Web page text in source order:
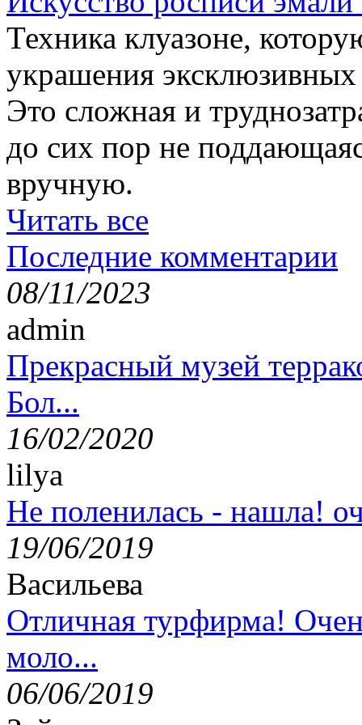
Техника клуазоне,
украшения
Это сложная и
до сих пор не
вручную.
Читать все
Последние комментарии
08/11/2023
admin
Прекрасный музей
Бол...
16/02/2020
lilya
Не поленилась - нашла!
19/06/2019
Васильева
Отличная турфирма!
моло...
06/06/2019